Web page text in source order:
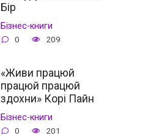
Бір
Бізнес-книги
0 209
«Живи працюй
працюй працюй
здохни» Корі Пайн
Бізнес-книги
0 201